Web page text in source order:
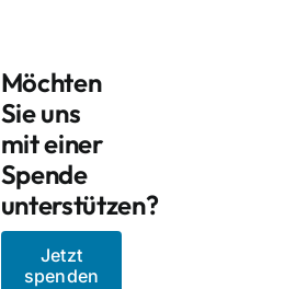
Möchten
Sie uns
mit einer
Spende
unterstützen?
Jetzt
spenden